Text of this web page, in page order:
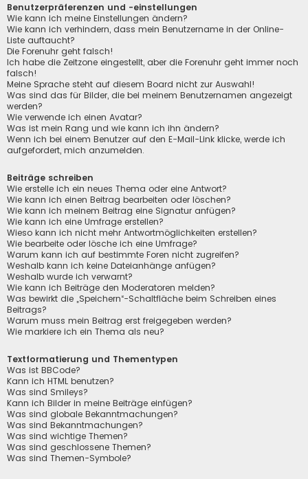
Benutzerpräferenzen und -einstellungen
Wie kann ich meine Einstellungen ändern?
Wie kann ich verhindern, dass mein Benutzername in der Online-
Liste auftaucht?
Die Forenuhr geht falsch!
Ich habe die Zeitzone eingestellt, aber die Forenuhr geht immer noch
falsch!
Meine Sprache steht auf diesem Board nicht zur Auswahl!
Was sind das für Bilder, die bei meinem Benutzernamen angezeigt
werden?
Wie verwende ich einen Avatar?
Was ist mein Rang und wie kann ich ihn ändern?
Wenn ich bei einem Benutzer auf den E-Mail-Link klicke, werde ich
aufgefordert, mich anzumelden.
Beiträge schreiben
Wie erstelle ich ein neues Thema oder eine Antwort?
Wie kann ich einen Beitrag bearbeiten oder löschen?
Wie kann ich meinem Beitrag eine Signatur anfügen?
Wie kann ich eine Umfrage erstellen?
Wieso kann ich nicht mehr Antwortmöglichkeiten erstellen?
Wie bearbeite oder lösche ich eine Umfrage?
Warum kann ich auf bestimmte Foren nicht zugreifen?
Weshalb kann ich keine Dateianhänge anfügen?
Weshalb wurde ich verwarnt?
Wie kann ich Beiträge den Moderatoren melden?
Was bewirkt die „Speichern“-Schaltfläche beim Schreiben eines
Beitrags?
Warum muss mein Beitrag erst freigegeben werden?
Wie markiere ich ein Thema als neu?
Textformatierung und Thementypen
Was ist BBCode?
Kann ich HTML benutzen?
Was sind Smileys?
Kann ich Bilder in meine Beiträge einfügen?
Was sind globale Bekanntmachungen?
Was sind Bekanntmachungen?
Was sind wichtige Themen?
Was sind geschlossene Themen?
Was sind Themen-Symbole?